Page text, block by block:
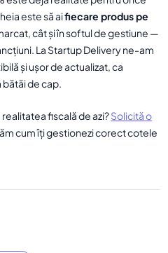
este să aifiecare produs pe
cât și în softul de gestiune —
La Startup Delivery ne-am
și ușor de actualizat, ca
de cap.
fiscală de azi?Solicită o
cum îți gestionezi corect cotele